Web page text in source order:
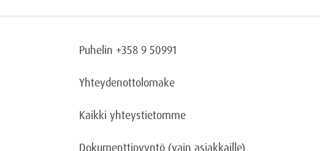
Puhelin +358 9 50991
Yhteydenottolomake
Kaikki yhteystietomme
Dokumenttipyyntö (vain asiakkaille)